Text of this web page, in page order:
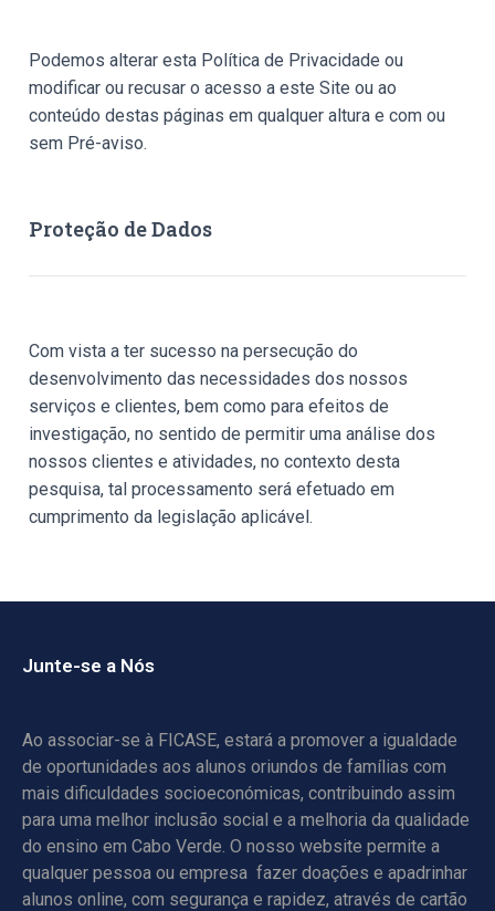
Podemos alterar esta Política de Privacidade ou
modificar ou recusar o acesso a este Site ou ao
conteúdo destas páginas em qualquer altura e com ou
sem Pré-aviso.
Proteção de Dados
Com vista a ter sucesso na persecução do
desenvolvimento das necessidades dos nossos
serviços e clientes, bem como para efeitos de
investigação, no sentido de permitir uma análise dos
nossos clientes e atividades, no contexto desta
pesquisa, tal processamento será efetuado em
cumprimento da legislação aplicável.
Junte-se a Nós
Ao associar-se à FICASE, estará a promover a igualdade
de oportunidades aos alunos oriundos de famílias com
mais dificuldades socioeconómicas, contribuindo assim
para uma melhor inclusão social e a melhoria da qualidade
do ensino em Cabo Verde. O nosso website permite a
qualquer pessoa ou empresa fazer doações e apadrinhar
alunos online, com segurança e rapidez, através de cartão